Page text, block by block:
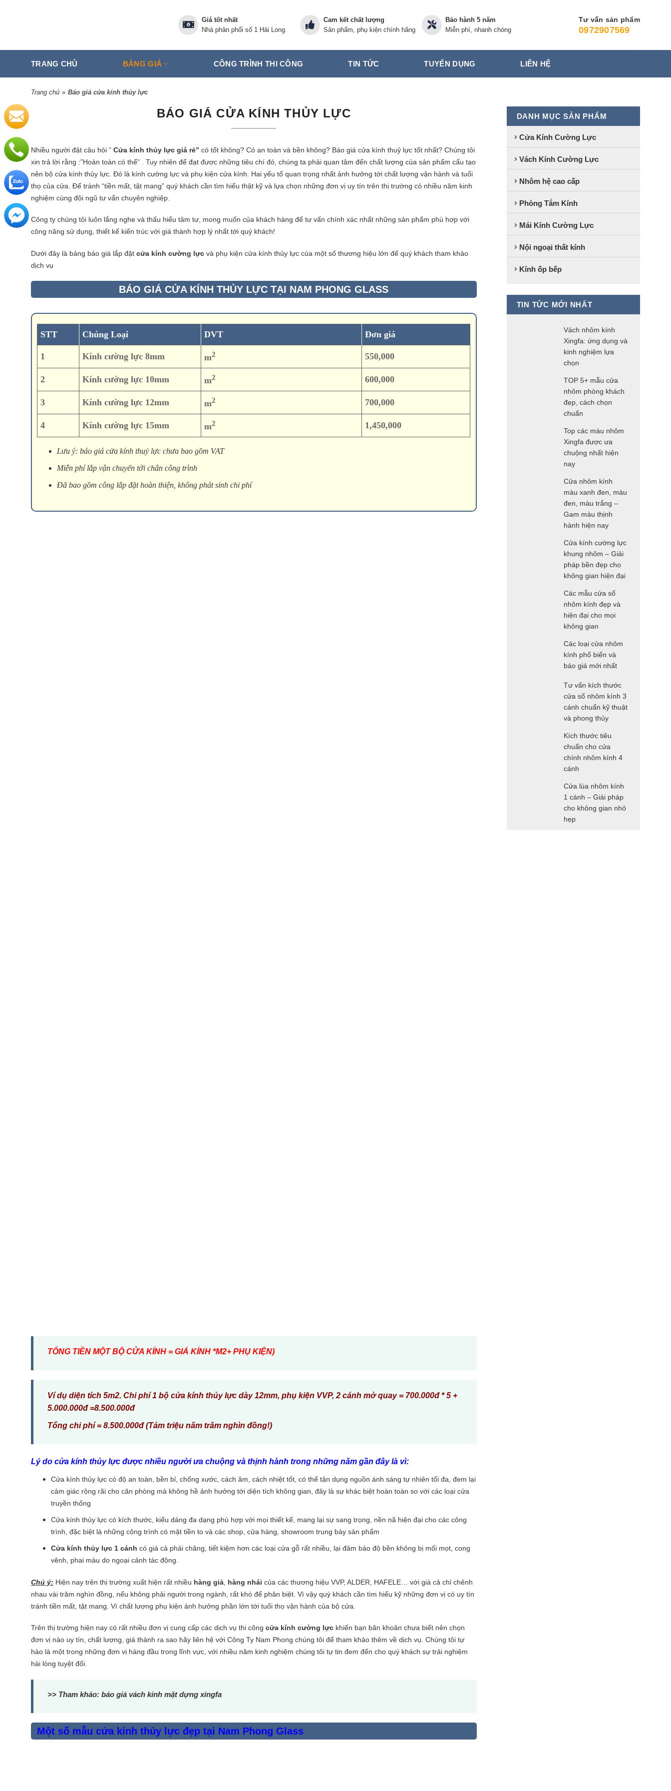
Giá tốt nhất
Nhà phân phối số 1 Hải Long
Cam kết chất lượng
Sản phẩm, phụ kiện chính hãng
Bảo hành 5 năm
Miễn phí, nhanh chóng
Tư vấn sản phẩm
0972907569
TRANG CHỦ BẢNG GIÁ CÔNG TRÌNH THI CÔNG TIN TỨC TUYỂN DỤNG LIÊN HỆ
Trang chủ » Báo giá cửa kính thủy lực
BÁO GIÁ CỬA KÍNH THỦY LỰC
Nhiều người đặt câu hỏi ” Cửa kính thủy lực giá rẻ” có tốt không? Có an toàn và bền không? Báo giá cửa kính thuỷ lực tốt nhất? Chúng tôi
xin trả lời rằng :”Hoàn toàn có thể” . Tuy nhiên để đạt được những tiêu chí đó, chúng ta phải quan tâm đến chất lượng của sản phẩm cấu tạo
nên bộ cửa kính thủy lực. Đó là kính cường lực và phụ kiện cửa kính. Hai yếu tố quan trọng nhất ảnh hưởng tới chất lượng vận hành và tuổi
thọ của cửa. Để tránh “tiền mất, tật mang” quý khách cần tìm hiểu thật kỹ và lựa chọn những đơn vị uy tín trên thị trường có nhiều năm kinh
nghiệm cùng đội ngũ tư vấn chuyên nghiệp.
Công ty chúng tôi luôn lắng nghe và thấu hiểu tâm tư, mong muốn của khách hàng để tư vấn chính xác nhất những sản phẩm phù hợp với
công năng sử dụng, thiết kế kiến trúc với giá thành hợp lý nhất tới quý khách!
Dưới đây là bảng báo giá lắp đặt cửa kính cường lực và phụ kiện cửa kính thủy lực của một số thương hiệu lớn để quý khách tham khảo
dịch vụ
BÁO GIÁ CỬA KÍNH THỦY LỰC TẠI NAM PHONG GLASS
STT Chủng Loại DVT Đơn giá
1 Kính cường lực 8mm m2 550,000
2 Kính cường lực 10mm m2 600,000
3 Kính cường lực 12mm m2 700,000
4 Kính cường lực 15mm m2 1,450,000
Lưu ý: báo giá cửa kính thuỷ lực chưa bao gồm VAT
Miễn phí lắp vận chuyển tới chân công trình
Đã bao gồm công lắp đặt hoàn thiện, không phát sinh chi phí
TỔNG TIỀN MỘT BỘ CỬA KÍNH = GIÁ KÍNH *M2+ PHỤ KIỆN)
Ví dụ diện tích 5m2. Chi phí 1 bộ cửa kính thủy lực dày 12mm, phụ kiện VVP, 2 cánh mở quay = 700.000đ * 5 +
5.000.000đ =8.500.000đ
Tổng chi phí = 8.500.000đ (Tám triệu năm trăm nghìn đồng!)
Lý do cửa kính thủy lực được nhiều người ưa chuộng và thịnh hành trong những năm gần đây là vì:
Cửa kính thủy lực có độ an toàn, bền bỉ, chống xước, cách âm, cách nhiệt tốt, có thể tận dụng nguồn ánh sáng tự nhiên tối đa, đem lại
cảm giác rộng rãi cho căn phòng mà không hề ảnh hưởng tới diện tích không gian, đây là sự khác biệt hoàn toàn so với các loại cửa
truyền thống
Cửa kính thủy lực có kích thước, kiểu dáng đa dạng phù hợp với mọi thiết kế, mang lại sự sang trọng, nền nã hiện đại cho các công
trình, đặc biệt là những công trình có mặt tiền to và các shop, cửa hàng, showroom trung bày sản phẩm
Cửa kính thủy lực 1 cánh có giá cả phải chăng, tiết kiệm hơn các loại cửa gỗ rất nhiều, lại đảm bảo độ bền không bị mối mọt, cong
vênh, phai màu do ngoại cảnh tác động.
Chú ý: Hiện nay trên thị trường xuất hiện rất nhiều hàng giả hàng nhái của các thương hiệu VVP, ALDER, HAFELE… với giá cả chỉ chênh
nhau vài trăm nghìn đồng, nếu không phải người trong ngành, rất khó để phân biệt. Vì vậy quý khách cần tìm hiểu kỹ những đơn vị có uy tín
tránh tiền mất, tật mang. Vì chất lượng phụ kiện ảnh hưởng phần lớn tới tuổi thọ vận hành của bộ cửa.
Trên thị trường hiện nay có rất nhiều đơn vị cung cấp các dịch vụ thi công cửa kính cường lực khiến bạn băn khoăn chưa biết nên chọn
đơn vị nào uy tín, chất lượng, giá thành ra sao hãy liên hệ với Công Ty Nam Phong chúng tôi để tham khảo thêm về dịch vụ. Chúng tôi tự
hào là một trong những đơn vị hàng đầu trong lĩnh vực, với nhiều năm kinh nghiệm chúng tôi tự tin đem đến cho quý khách sự trải nghiệm
hài lòng tuyệt đối.
>> Tham khảo:báo giá vách kính mặt dựng xingfa
Một số mẫu cửa kính thủy lực đẹp tại Nam Phong Glass
DANH MỤC SẢN PHẨM
Cửa Kính Cường Lực
Vách Kính Cường Lực
Nhôm hệ cao cấp
Phòng Tắm Kính
Mái Kính Cường Lực
Nội ngoại thất kính
Kính ốp bếp
TIN TỨC MỚI NHẤT
Vách nhôm kính
Xingfa: ứng dụng và
kinh nghiệm lựa
chọn
TOP 5+ mẫu cửa
nhôm phòng khách
đẹp, cách chọn
chuẩn
Top các màu nhôm
Xingfa được ưa
chuộng nhất hiện
nay
Cửa nhôm kính
màu xanh đen, màu
đen, màu trắng –
Gam màu thịnh
hành hiện nay
Cửa kính cường lực
khung nhôm – Giải
pháp bền đẹp cho
không gian hiện đại
Các mẫu cửa sổ
nhôm kính đẹp và
hiện đại cho mọi
không gian
Các loại cửa nhôm
kính phổ biến và
báo giá mới nhất
Tư vấn kích thước
cửa sổ nhôm kính 3
cánh chuẩn kỹ thuật
và phong thủy
Kích thước tiêu
chuẩn cho cửa
chính nhôm kính 4
cánh
Cửa lùa nhôm kính
1 cánh – Giải pháp
cho không gian nhỏ
hẹp